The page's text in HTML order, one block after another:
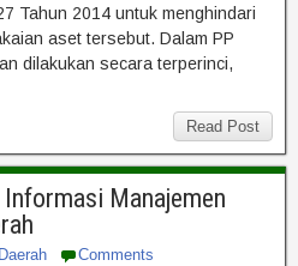
Tahun 2014 untuk menghindari
aset tersebut. Dalam PP
dilakukan secara terperinci,
Read Post
Manajemen
Comments